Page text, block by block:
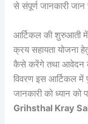
से संपूर्ण जानकारी
आर्टिकल की शुरुआती
क्रय सहायता योजना
कैसे करेंगे तथा आवेदन
विवरण इस आर्टिकल में
जानकारी को ध्यान
Grihsthal Kray